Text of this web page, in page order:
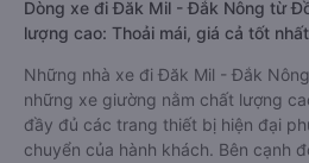
Dòng xe đi Đăk Mil - Đắk Nông từ
lượng cao: Thoải mái, giá cả tốt nhất
Những nhà xe đi Đăk Mil - Đắk
những xe giường nằm chất lượng
đầy đủ các trang thiết bị hiện đại
chuyển của hành khách. Bên cạnh